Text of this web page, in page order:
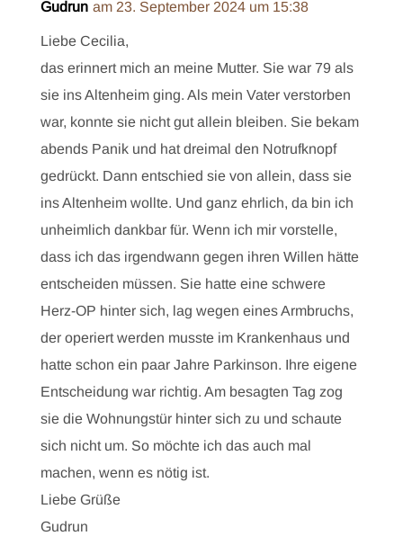
Gudrun am 23. September 2024 um 15:38
Liebe Cecilia,
das erinnert mich an meine Mutter. Sie war 79 als
sie ins Altenheim ging. Als mein Vater verstorben
war, konnte sie nicht gut allein bleiben. Sie bekam
abends Panik und hat dreimal den Notrufknopf
gedrückt. Dann entschied sie von allein, dass sie
ins Altenheim wollte. Und ganz ehrlich, da bin ich
unheimlich dankbar für. Wenn ich mir vorstelle,
dass ich das irgendwann gegen ihren Willen hätte
entscheiden müssen. Sie hatte eine schwere
Herz-OP hinter sich, lag wegen eines Armbruchs,
der operiert werden musste im Krankenhaus und
hatte schon ein paar Jahre Parkinson. Ihre eigene
Entscheidung war richtig. Am besagten Tag zog
sie die Wohnungstür hinter sich zu und schaute
sich nicht um. So möchte ich das auch mal
machen, wenn es nötig ist.
Liebe Grüße
Gudrun